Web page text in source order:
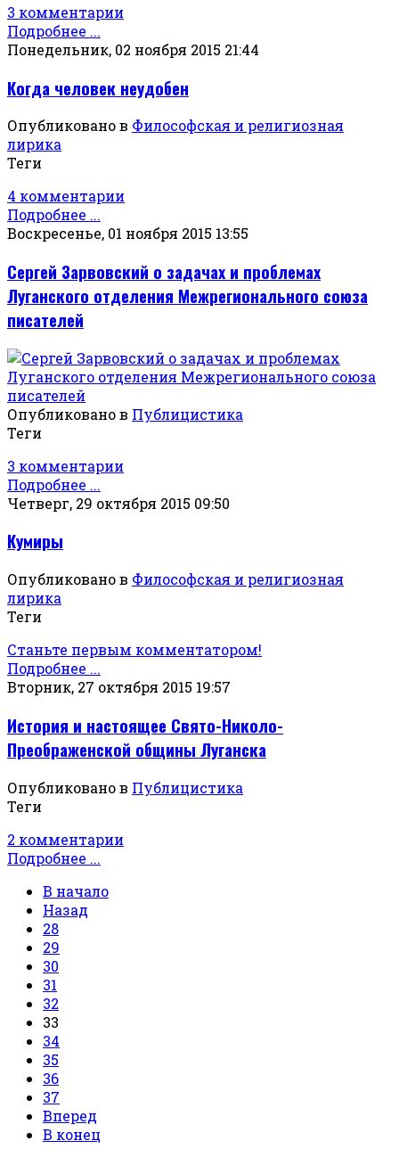
3 комментарии
Подробнее ...
Понедельник, 02 ноября 2015 21:44
Когда человек неудобен
Опубликовано в Философская и религиозная
лирика
Теги
4 комментарии
Подробнее ...
Воскресенье, 01 ноября 2015 13:55
Сергей Зарвовский о задачах и проблемах
Луганского отделения Межрегионального союза
писателей
Опубликовано в Публицистика
Теги
3 комментарии
Подробнее ...
Четверг, 29 октября 2015 09:50
Кумиры
Опубликовано в Философская и религиозная
лирика
Теги
Станьте первым комментатором!
Подробнее ...
Вторник, 27 октября 2015 19:57
История и настоящее Свято-Николо-
Преображенской общины Луганска
Опубликовано в Публицистика
Теги
2 комментарии
Подробнее ...
В начало
Назад
28
29
30
31
32
33
34
35
36
37
Вперед
В конец